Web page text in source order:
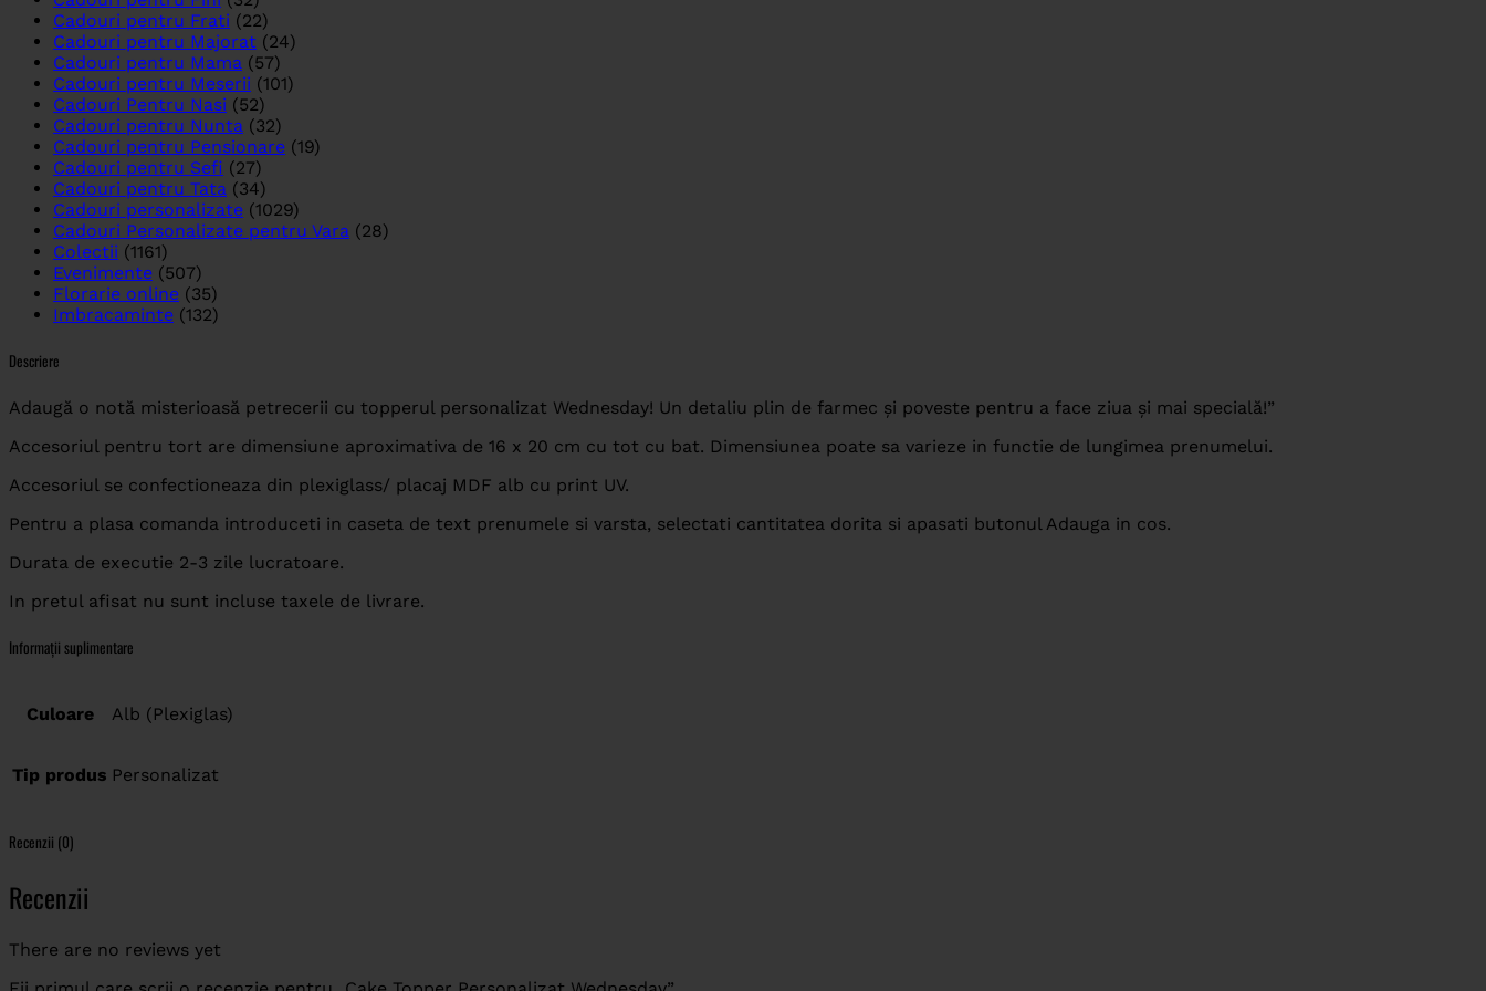
Cadouri pentru Frati (22)
Cadouri pentru Majorat (24)
Cadouri pentru Mama (57)
Cadouri pentru Meserii (101)
Cadouri Pentru Nasi (52)
Cadouri pentru Nunta (32)
Cadouri pentru Pensionare (19)
Cadouri pentru Sefi (27)
Cadouri pentru Tata (34)
Cadouri personalizate (1029)
Cadouri Personalizate pentru Vara (28)
Colectii (1161)
Evenimente (507)
Florarie online (35)
Imbracaminte (132)
Descriere
Adaugă o notă misterioasă petrecerii cu topperul personalizat Wednesday! Un detaliu plin de farmec și poveste pentru a face ziua și mai specială!”
Accesoriul pentru tort are dimensiune aproximativa de 16 x 20 cm cu tot cu bat. Dimensiunea poate sa varieze in functie de lungimea prenumelui.
Accesoriul se confectioneaza din plexiglass/ placaj MDF alb cu print UV.
Pentru a plasa comanda introduceti in caseta de text prenumele si varsta, selectati cantitatea dorita si apasati butonul Adauga in cos.
Durata de executie 2-3 zile lucratoare.
In pretul afisat nu sunt incluse taxele de livrare.
Informații suplimentare
Culoare Alb (Plexiglas)
Tip produs Personalizat
Recenzii (0)
Recenzii
There are no reviews yet